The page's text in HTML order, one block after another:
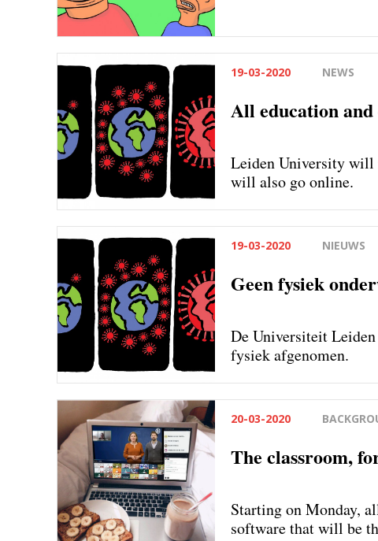
19-03-2020 NEWS
All education
Leiden University will
will also go online.
19-03-2020 NIEUWS
Geen fysiek
De Universiteit
fysiek afgenomen.
20-03-2020
The classroom,
Starting on Monday,
software that will be